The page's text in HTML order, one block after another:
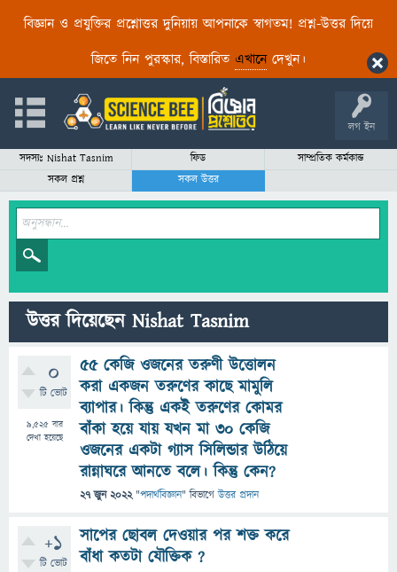
বিজ্ঞান ও প্রযুক্তির প্রশ্নোত্তর দুনিয়ায় আপনাকে স্বাগতম! প্রশ্ন-উত্তর দিয়ে
জিতে নিন পুরস্কার, বিস্তারিত এখানেদেখুন।
লগ ইন
সদস্যঃ Nishat Tasnim ফিড
সাম্প্রতিক কর্মকান্ড
সকল প্রশ্ন
সকল উত্তর
উত্তর দিয়েছেন Nishat Tasnim
0
টি ভোট
9,525বার
দেখা হয়েছে
৫৫ কেজি ওজনের তরুণী উত্তোলন
করা একজন তরুণের কাছে মামুলি
ব্যাপার। কিন্তু একই তরুণের কোমর
বাঁকা হয়ে যায় যখন মা ৩০ কেজি
ওজনের একটা গ্যাস সিলিন্ডার উঠিয়ে
রান্নাঘরে আনতে বলে। কিন্তু কেন?
27 জুন 2022 "পদার্থবিজ্ঞান" বিভাগে উত্তর প্রদান
+1
টি ভোট
সাপের ছোবল দেওয়ার পর শক্ত করে
বাঁধা কতটা যৌক্তিক ?